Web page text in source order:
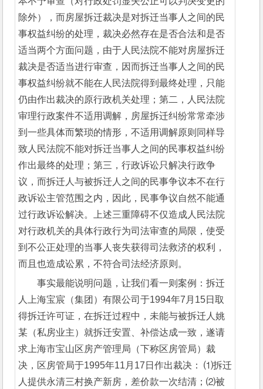
除外），而房屋拆迁裁决是对拆迁当事人之间的民
事权益纠纷的处理，裁决必然存在是否合法和是否
适当两个方面问题，由于人民法院不能对房屋拆迁
裁决是否适当进行审查，因而拆迁当事人之间的民
事权益纠纷就不能在人民法院得到最终处理，只能
仍由作出裁决的原行政机关处理；第二，人民法院
审理行政案件不适用调解，房屋拆迁纠纷常常牵涉
到一些具体而繁琐的情形，不适用调解原则同样导
致人民法院不能对拆迁当事人之间的民事权益纠纷
作出最终的处理；第三，行政诉讼只解决行政争
议，而拆迁人与被拆迁人之间的民事争议本不在行
政诉讼主管范围之内，因此，民事争议自然不能通
过行政诉讼解决。上述三重障碍不仅造成人民法院
对行政机关的具体行政行为司法审查的局限，使受
到不公正处理的当事人丧失获得司法救济的权利，
而且也造成讼累，不符合司法经济原则。
事实最能说明问题，让我们看一则案例：拆迁
人上海宝宸（集团）有限公司于1994年7月15日取
得拆迁许可证，在拆迁过程中，未能与被拆迁人姚
某（私房业主）就拆迁安置、补偿达成一致，遂请
求上海市宝山区房产管理局（下称区房管局）裁
决，区房管局于1995年11月17日作出裁决： ⑴拆迁
人提供永清三村换产新房，差价款一次结清；⑵被